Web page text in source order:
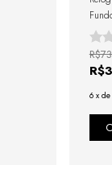
6 x de